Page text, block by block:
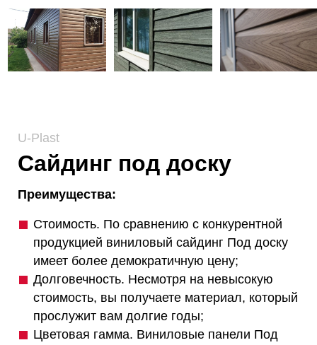
U-Plast
Сайдинг под доску
Преимущества:
Стоимость. По сравнению с конкурентной
продукцией виниловый сайдинг Под доску
имеет более демократичную цену;
Долговечность. Несмотря на невысокую
стоимость, вы получаете материал, который
прослужит вам долгие годы;
Цветовая гамма. Виниловые панели Под